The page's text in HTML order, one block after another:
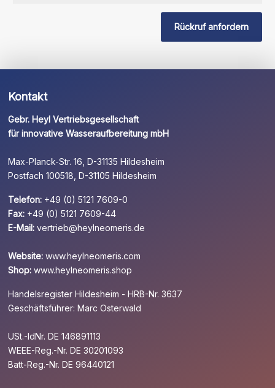
Rückruf anfordern
Kontakt
Gebr. Heyl Vertriebsgesellschaft
für innovative Wasseraufbereitung mbH
Max-Planck-Str. 16, D-31135 Hildesheim
Postfach 100518, D-31105 Hildesheim
Telefon: +49 (0) 5121 7609-0
Fax: +49 (0) 5121 7609-44
E-Mail: vertrieb@heylneomeris.de
Website: www.heylneomeris.com
Shop: www.heylneomeris.shop
Handelsregister Hildesheim - HRB-Nr. 3637
Geschäftsführer: Marc Osterwald
USt.-IdNr. DE 146891113
WEEE-Reg.-Nr. DE 30201093
Batt-Reg.-Nr. DE 96440121